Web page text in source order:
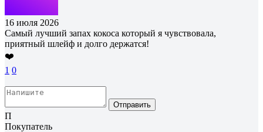
16 июля 2026
Самый лучший запах кокоса который я чувствовала,
приятный шлейф и долго держатся!
❤️
1 0
Отправить
П
Покупатель